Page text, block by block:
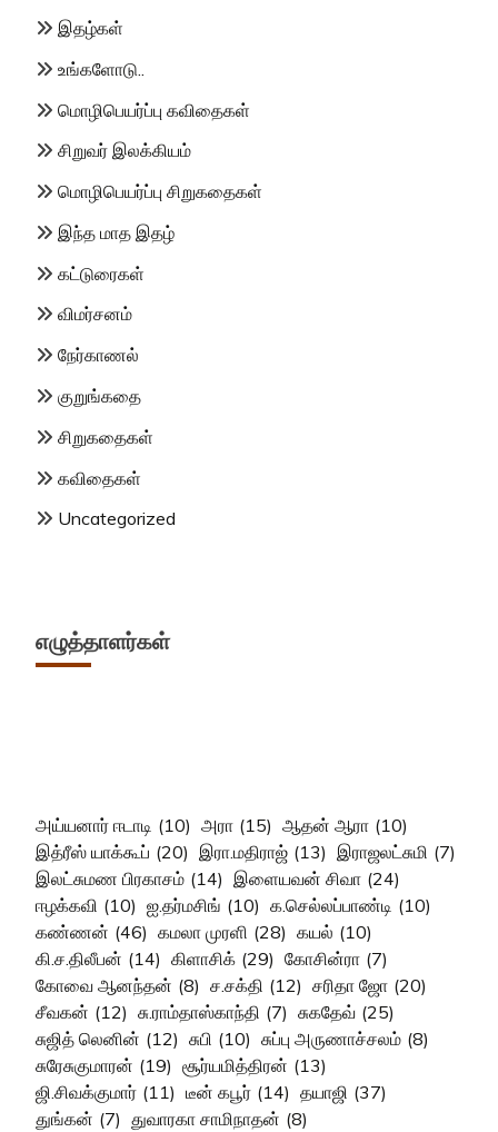
இதழ்கள்
உங்களோடு..
மொழிபெயர்ப்பு கவிதைகள்
சிறுவர் இலக்கியம்
மொழிபெயர்ப்பு சிறுகதைகள்
இந்த மாத இதழ்
கட்டுரைகள்
விமர்சனம்
நேர்காணல்
குறுங்கதை
சிறுகதைகள்
கவிதைகள்
Uncategorized
எழுத்தாளர்கள்
அய்யனார் ஈடாடி (10) அரா (15) ஆதன் ஆரா (10)
இத்ரீஸ் யாக்கூப் (20) இரா.மதிராஜ் (13) இராஜலட்சுமி (7)
இலட்சுமண பிரகாசம் (14) இளையவன் சிவா (24)
ஈழக்கவி (10) ஐ.தர்மசிங் (10) க.செல்லப்பாண்டி (10)
கண்ணன் (46) கமலா முரளி (28) கயல் (10)
கி.ச.திலீபன் (14) கிளாசிக் (29) கோசின்ரா (7)
கோவை ஆனந்தன் (8) ச.சக்தி (12) சரிதா ஜோ (20)
சீவகன் (12) சு.ராம்தாஸ்காந்தி (7) சுகதேவ் (25)
சுஜித் லெனின் (12) சுபி (10) சுப்பு அருணாச்சலம் (8)
சுரேசுகுமாரன் (19) சூர்யமித்திரன் (13)
ஜி.சிவக்குமார் (11) டீன் கபூர் (14) தயாஜி (37)
துங்கன் (7) துவாரகா சாமிநாதன் (8)